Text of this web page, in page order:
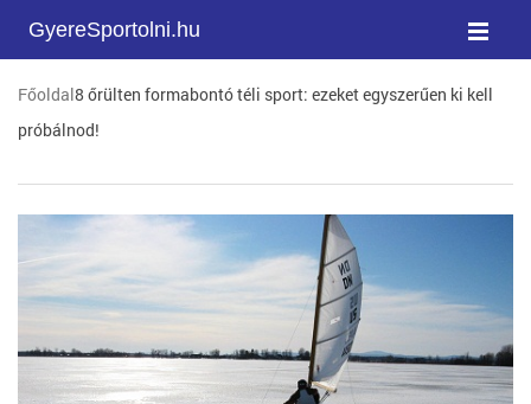
GyereSportolni.hu
Főoldal8 őrülten formabontó téli sport: ezeket egyszerűen ki kell
próbálnod!